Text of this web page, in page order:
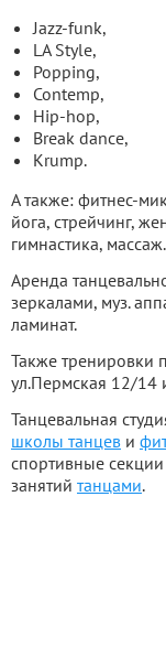
Jazz-funk,
LA Style,
Popping,
Contemp,
Hip-hop,
Break dance,
Krump.
А также: фитнес-
йога, стрейчинг,
гимнастика, массаж.
Аренда
зеркалами, муз.
ламинат.
Также тренировки
ул.Пермская 12/14
Танцевальная
школы танцев и
спортивные секции
занятий танцами.